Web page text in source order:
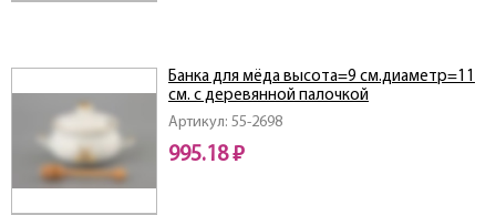
Артикул: 55-2698
Банка для мёда высота=9 см.диаметр=11
см. с деревянной палочкой
995.18 ₽